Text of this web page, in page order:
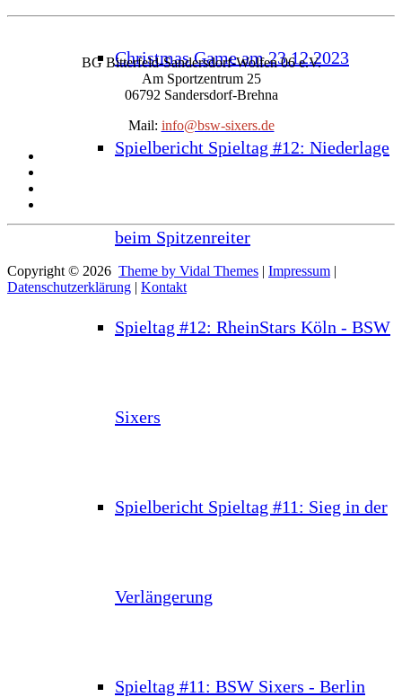
Christmas Game am 23.12.2023
Spielbericht Spieltag #12: Niederlage
beim Spitzenreiter
Spieltag #12: RheinStars Köln - BSW
Sixers
Spielbericht Spieltag #11: Sieg in der
Verlängerung
Spieltag #11: BSW Sixers - Berlin
BG Bitterfeld-Sandersdorf-Wolfen 06 e.V.
Am Sportzentrum 25
06792 Sandersdorf-Brehna
Mail: info@bsw-sixers.de
Copyright © 2026 Theme by Vidal Themes | Impressum |
Datenschutzerklärung | Kontakt